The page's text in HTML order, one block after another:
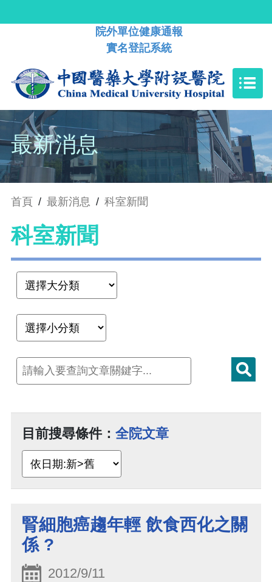
院外單位健康通報
實名登記系統
最新消息
首頁 / 最新消息 / 科室新聞
科室新聞
目前搜尋條件： 全院文章
腎細胞癌趨年輕 飲食西化之關
係 ?
2012/9/11